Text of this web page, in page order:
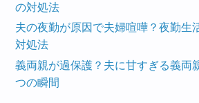
の対処法
夫の夜勤が原因で夫婦喧嘩？夜勤生
対処法
義両親が過保護？夫に甘すぎる義両
つの瞬間